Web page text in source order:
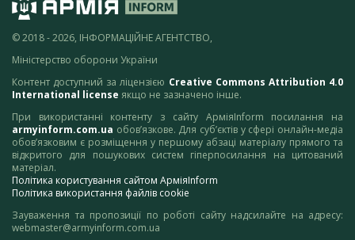
© 2018 - 2026, ІНФОРМАЦІЙНЕ АГЕНТСТВО,
Міністерство оборони України
Контент доступний за ліцензією Creative Commons Attribution 4.0
International license якщо не зазначено інше.
При використанні контенту з сайту АрміяInform посилання на
armyinform.com.ua обов’язкове. Для суб’єктів у сфері онлайн-медіа
обов’язковим є розміщення у першому абзаці матеріалу прямого та
відкритого для пошукових систем гіперпосилання на цитований
матеріал.
Політика користування сайтом АрміяInform
Політика використання файлів cookie
Зауваження та пропозиції по роботі сайту надсилайте на адресу:
webmaster@armyinform.com.ua